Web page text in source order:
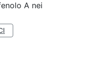
A nei